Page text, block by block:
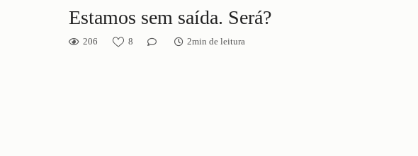
Estamos sem saída. Será?
206 8 2min de leitura